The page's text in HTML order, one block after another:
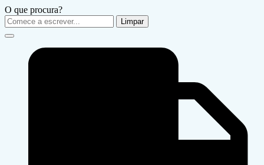
O que procura?
Limpar